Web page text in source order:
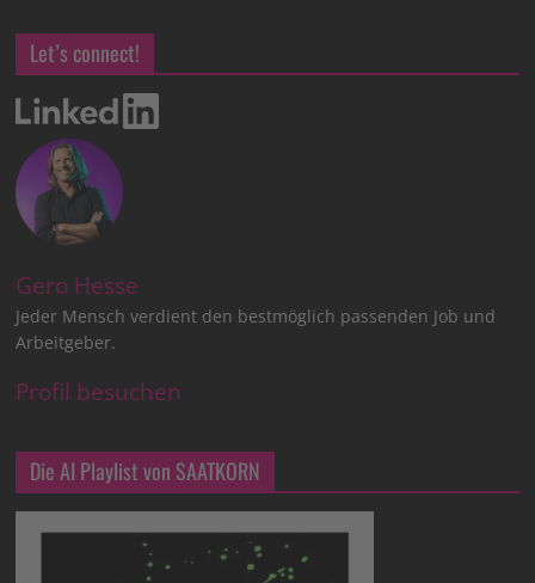
Let’s connect!
Gero Hesse
Jeder Mensch verdient den bestmöglich passenden Job und
Arbeitgeber.
Profil besuchen
Die AI Playlist von SAATKORN